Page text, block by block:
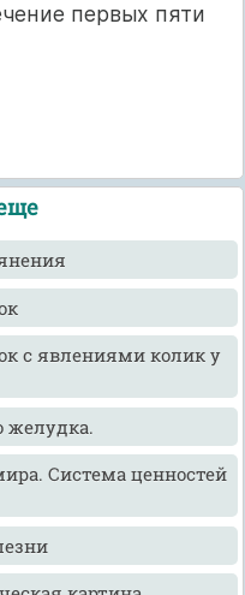
первых пяти
с явлениями колик у
желудка.
Система ценностей